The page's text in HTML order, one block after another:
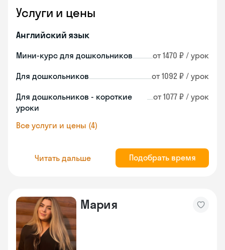
Услуги и цены
Английский язык
Мини-курс для дошкольников от 1470 ₽ / урок
Для дошкольников от 1092 ₽ / урок
Для дошкольников - короткие
уроки
от 1077 ₽ / урок
Все услуги и цены (4)
Читать дальше Подобрать время
Мария